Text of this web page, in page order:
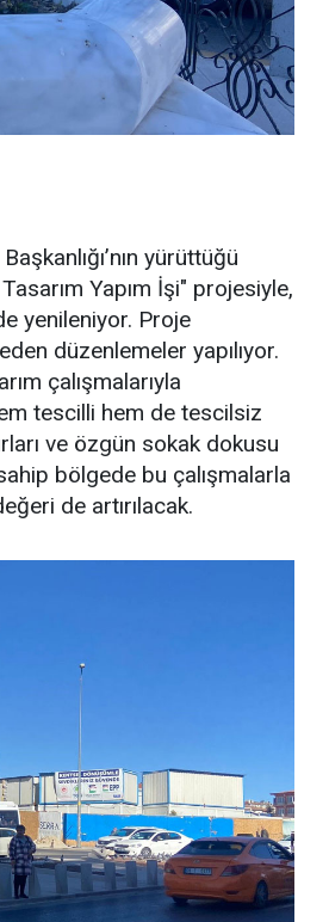
yürüttüğü
Yapım İşi" projesiyle,
yenileniyor. Proje
düzenlemeler yapılıyor.
çalışmalarıyla
tescilli hem de tescilsiz
ve özgün sokak dokusu
bölgede bu çalışmalarla
de artırılacak.